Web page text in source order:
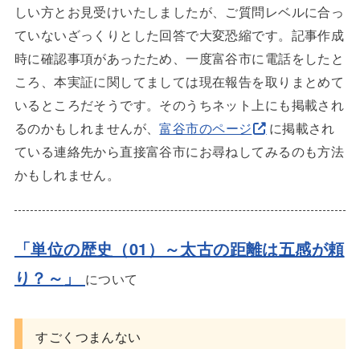
しい方とお見受けいたしましたが、ご質問レベルに合っ
ていないざっくりとした回答で大変恐縮です。記事作成
時に確認事項があったため、一度富谷市に電話をしたと
ころ、本実証に関してましては現在報告を取りまとめて
いるところだそうです。そのうちネット上にも掲載され
るのかもしれませんが、富谷市のページ
に掲載され
ている連絡先から直接富谷市にお尋ねしてみるのも方法
かもしれません。
「単位の歴史（01）～太古の距離は五感が頼
り？～ 」 について
すごくつまんない